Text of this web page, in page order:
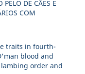
DE CÃES E
COM
traits in fourth-
blood and
order and